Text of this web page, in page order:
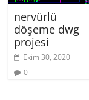
nervürlü
döşeme dwg
projesi
Ekim 30, 2020
0